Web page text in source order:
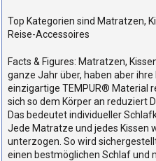
Top Kategorien sind Matratzen,
Reise-Accessoires
Facts & Figures: Matratzen,
ganze Jahr über, haben aber ihre
einzigartige TEMPUR® Material
sich so dem Körper an reduziert
Das bedeutet individueller
Jede Matratze und jedes Kissen
unterzogen. So wird
einen bestmöglichen Schlaf und